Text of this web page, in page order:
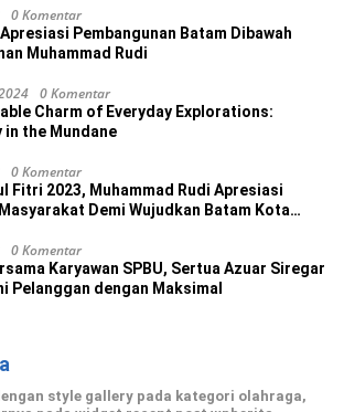
0 Komentar
Pembangunan Batam Dibawah
Muhammad Rudi
0 Komentar
Charm of Everyday Explorations:
in the Mundane
0 Komentar
Fitri 2023, Muhammad Rudi Apresiasi
Demi Wujudkan Batam Kota
0 Komentar
Karyawan SPBU, Sertua Azuar Siregar
Pelanggan dengan Maksimal
style gallery pada kategori olahraga,